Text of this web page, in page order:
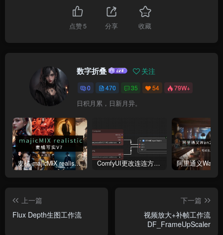
点赞5 分享 收藏
数字折叠 关注
0 470 35 54 79W+
日积月累，日新月异。
麦橘-majicMlX realistic 麦橘写实V7模型 ComfyUI更改连连方式为直线连接
上一篇
Flux Depth生图工作流
下一篇
视频放大+补帧工作流
DF_FrameUpScaler